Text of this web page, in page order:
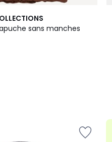
sans manches